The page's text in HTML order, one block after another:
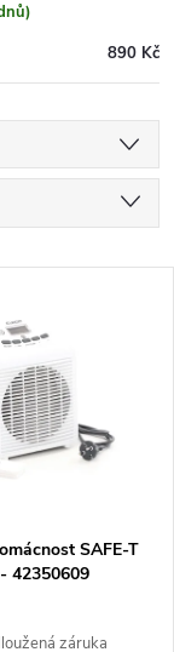
890 Kč
SAFE-T
42350609
záruka